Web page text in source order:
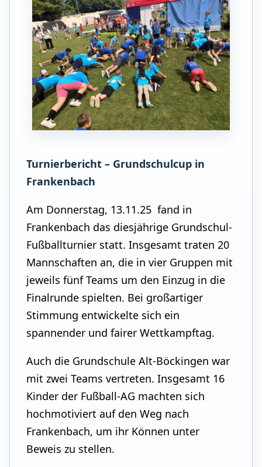
Turnierbericht – Grundschulcup in
Frankenbach
Am Donnerstag, 13.11.25 fand in
Frankenbach das diesjährige Grundschul-
Fußballturnier statt. Insgesamt traten 20
Mannschaften an, die in vier Gruppen mit
jeweils fünf Teams um den Einzug in die
Finalrunde spielten. Bei großartiger
Stimmung entwickelte sich ein
spannender und fairer Wettkampftag.
Auch die Grundschule Alt-Böckingen war
mit zwei Teams vertreten. Insgesamt 16
Kinder der Fußball-AG machten sich
hochmotiviert auf den Weg nach
Frankenbach, um ihr Können unter
Beweis zu stellen.